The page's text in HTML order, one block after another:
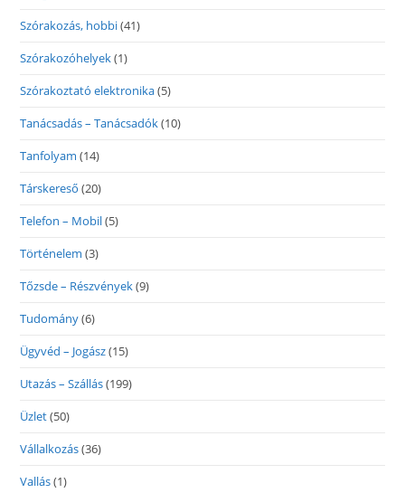
Szórakozás, hobbi(41)
Szórakozóhelyek(1)
Szórakoztató elektronika(5)
Tanácsadás – Tanácsadók(10)
Tanfolyam (14)
Társkereső (20)
Telefon – Mobil(5)
Történelem (3)
Tőzsde – Részvények(9)
Tudomány(6)
Ügyvéd – Jogász(15)
Utazás – Szállás(199)
Üzlet(50)
Vállalkozás(36)
Vallás(1)